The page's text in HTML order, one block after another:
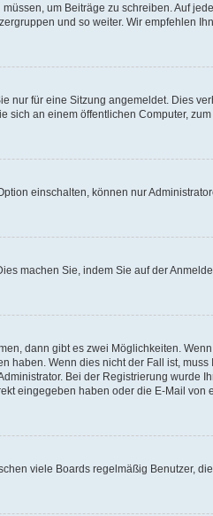
um Beiträge zu schreiben. Auf
und so weiter. Wir empfehlen
für eine Sitzung angemeldet. Dies
an einem öffentlichen Computer,
einschalten, können nur
machen Sie, indem Sie auf der
dann gibt es zwei Möglichkeiten. Wenn
Wenn dies nicht der Fall ist,
Bei der Registrierung wurde
eingegeben haben oder die E-Mail
viele Boards regelmäßig Benutzer,